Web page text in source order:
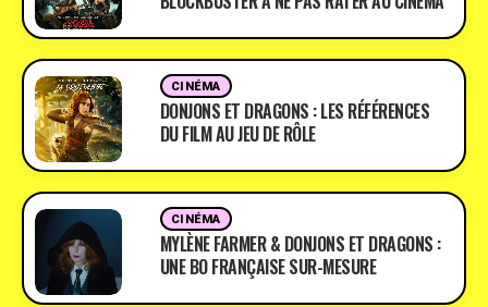
CINÉMA
DONJONS ET DRAGONS : LES RÉFÉRENCES
DU FILM AU JEU DE RÔLE
CINÉMA
MYLÈNE FARMER & DONJONS ET DRAGONS :
UNE BO FRANÇAISE SUR-MESURE